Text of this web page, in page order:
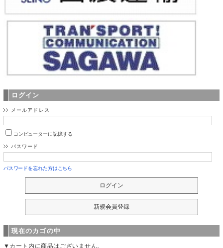
ログイン
メールアドレス
コンピューターに記憶する
パスワード
パスワードを忘れた方はこちら
現在のカゴの中
▼カート内に商品はございません。